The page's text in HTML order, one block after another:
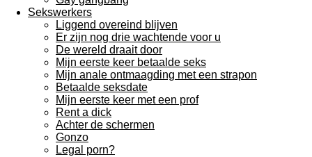
Sekswerkers
Liggend overeind blijven
Er zijn nog drie wachtende voor u
De wereld draait door
Mijn eerste keer betaalde seks
Mijn anale ontmaagding met een strapon
Betaalde seksdate
Mijn eerste keer met een prof
Rent a dick
Achter de schermen
Gonzo
Legal porn?